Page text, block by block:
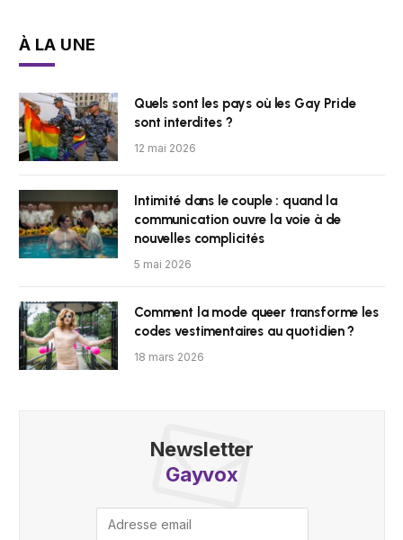
À LA UNE
Quels sont les pays où les Gay Pride
sont interdites ?
12 mai 2026
Intimité dans le couple : quand la
communication ouvre la voie à de
nouvelles complicités
5 mai 2026
Comment la mode queer transforme les
codes vestimentaires au quotidien ?
18 mars 2026
Newsletter
Gayvox